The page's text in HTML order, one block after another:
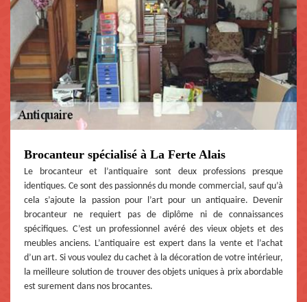
Brocanteur spécialisé à La Ferte Alais
Le brocanteur et l’antiquaire sont deux professions presque
identiques. Ce sont des passionnés du monde commercial, sauf qu’à
cela s’ajoute la passion pour l’art pour un antiquaire. Devenir
brocanteur ne requiert pas de diplôme ni de connaissances
spécifiques. C’est un professionnel avéré des vieux objets et des
meubles anciens. L’antiquaire est expert dans la vente et l’achat
d’un art. Si vous voulez du cachet à la décoration de votre intérieur,
la meilleure solution de trouver des objets uniques à prix abordable
est surement dans nos brocantes.